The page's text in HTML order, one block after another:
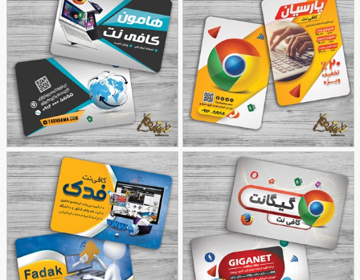
کارت ویزیت لایه باز کافی
نت
42
طرح کارت کافی نت
47
طرح کارت ویزیت برای
کافی نت
78
کارت ویزیت برای کافی نت
45